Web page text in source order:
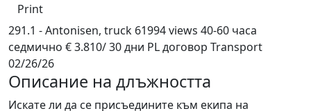
Print
291.1 - Antonisen, truck 61994 views 40-60 часа
седмично € 3.810/ 30 дни PL договор Transport
02/26/26
Описание на длъжността
Искате ли да се присъедините към екипа на